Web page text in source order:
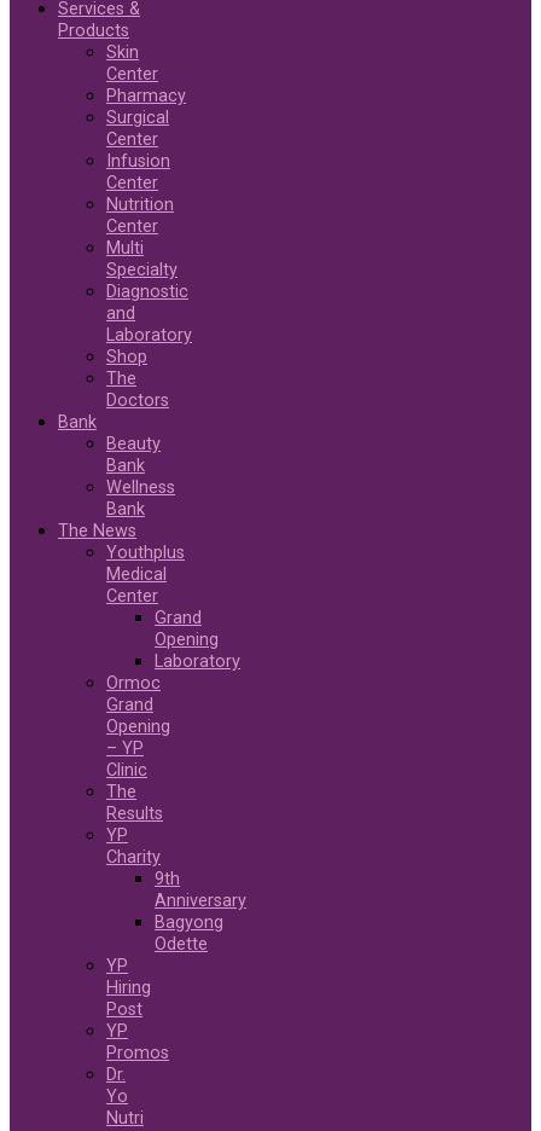
Services &
Products
Skin
Center
Pharmacy
Surgical
Center
Infusion
Center
Nutrition
Center
Multi
Specialty
Diagnostic
and
Laboratory
Shop
The
Doctors
Bank
Beauty
Bank
Wellness
Bank
The News
Youthplus
Medical
Center
Grand
Opening
Laboratory
Ormoc
Grand
Opening
– YP
Clinic
The
Results
YP
Charity
9th
Anniversary
Bagyong
Odette
YP
Hiring
Post
YP
Promos
Dr.
Yo
Nutri